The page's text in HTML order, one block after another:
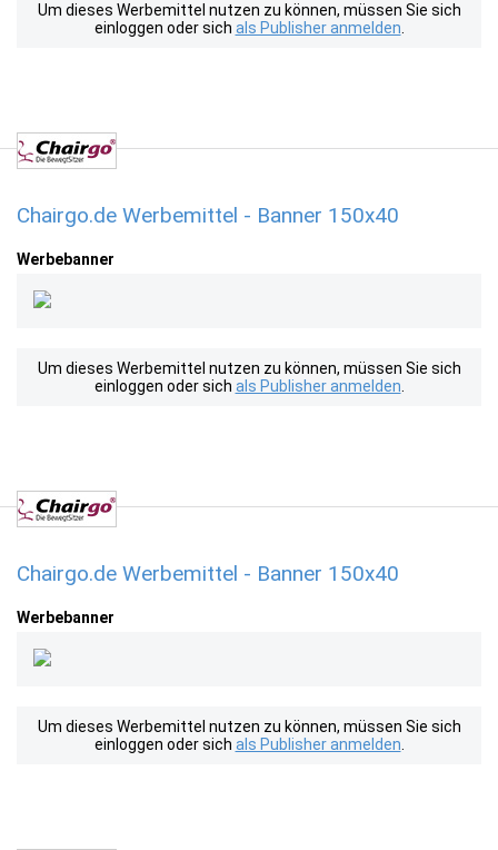
Um dieses Werbemittel nutzen zu können, müssen Sie sich
einloggen oder sich als Publisher anmelden
Chairgo.de Werbemittel - Banner 150x40
Werbebanner
Um dieses Werbemittel nutzen zu können, müssen Sie sich
einloggen oder sich als Publisher anmelden
Chairgo.de Werbemittel - Banner 150x40
Werbebanner
Um dieses Werbemittel nutzen zu können, müssen Sie sich
einloggen oder sich als Publisher anmelden